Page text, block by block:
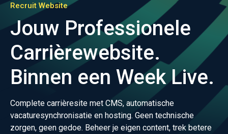
Recruit Website
Jouw Professionele
Carrièrewebsite.
Binnen een Week Live.
Complete carrièresite met CMS, automatische
vacaturesynchronisatie en hosting. Geen technische
zorgen, geen gedoe. Beheer je eigen content, trek betere